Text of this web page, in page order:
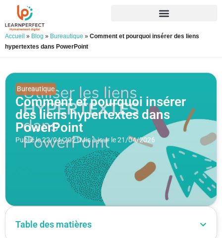
Accueil » Blog » Bureautique » Comment et pourquoi insérer des liens
hypertextes dans PowerPoint
Bureautique
Comment et pourquoi insérer
des liens hypertextes dans
PowerPoint
Publié le 22/04/2021Mis à jour le 21/04/2026
Table des matières